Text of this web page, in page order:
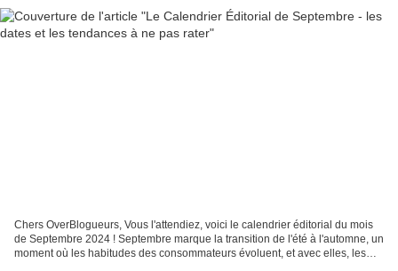
Chers OverBlogueurs, Vous l'attendiez, voici le calendrier éditorial du mois
de Septembre 2024 ! Septembre marque la transition de l'été à l'automne, un
moment où les habitudes des consommateurs évoluent, et avec elles, les